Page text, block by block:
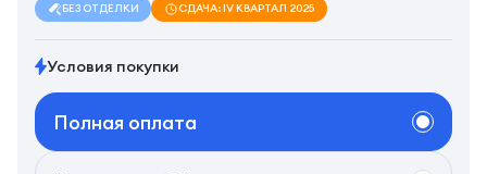
БЕЗ ОТДЕЛКИ СДАЧА: IV КВАРТАЛ 2025
Условия покупки
Полная оплата